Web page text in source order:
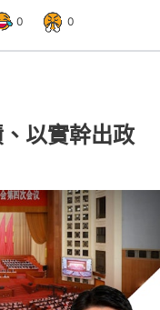
0 0
以實幹出政